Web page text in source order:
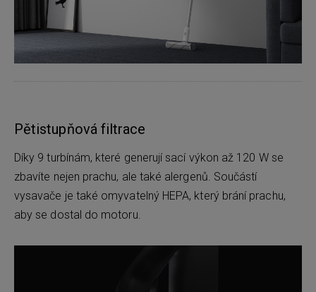
Pětistupňová filtrace
Díky 9 turbínám, které generují sací výkon až 120 W se
zbavíte nejen prachu, ale také alergenů. Součástí
vysavače je také omyvatelný HEPA, který brání prachu,
aby se dostal do motoru.